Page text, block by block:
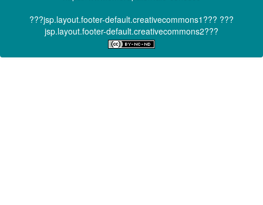
???jsp.layout.footer-default.creativecommons1??? ???
jsp.layout.footer-default.creativecommons2???